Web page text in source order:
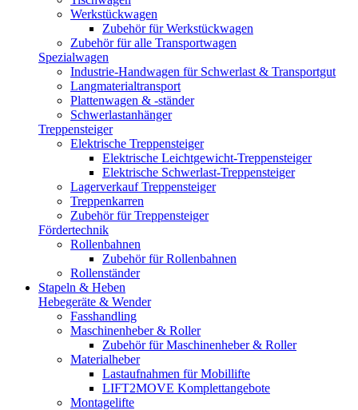
Werkstückwagen
Zubehör für Werkstückwagen
Zubehör für alle Transportwagen
Spezialwagen
Industrie-Handwagen für Schwerlast & Transportgut
Langmaterialtransport
Plattenwagen & -ständer
Schwerlastanhänger
Treppensteiger
Elektrische Treppensteiger
Elektrische Leichtgewicht-Treppensteiger
Elektrische Schwerlast-Treppensteiger
Lagerverkauf Treppensteiger
Treppenkarren
Zubehör für Treppensteiger
Fördertechnik
Rollenbahnen
Zubehör für Rollenbahnen
Rollenständer
Stapeln & Heben
Hebegeräte & Wender
Fasshandling
Maschinenheber & Roller
Zubehör für Maschinenheber & Roller
Materialheber
Lastaufnahmen für Mobillifte
LIFT2MOVE Komplettangebote
Montagelifte